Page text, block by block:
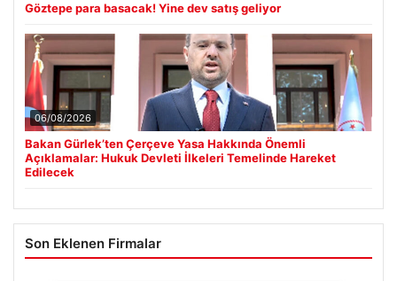
Göztepe para basacak! Yine dev satış geliyor
06/08/2026
Bakan Gürlek’ten Çerçeve Yasa Hakkında Önemli
Açıklamalar: Hukuk Devleti İlkeleri Temelinde Hareket
Edilecek
Son Eklenen Firmalar